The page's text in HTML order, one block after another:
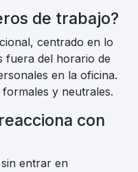
de trabajo?
centrado en lo
fuera del horario de
en la oficina.
y neutrales.
con
entrar en